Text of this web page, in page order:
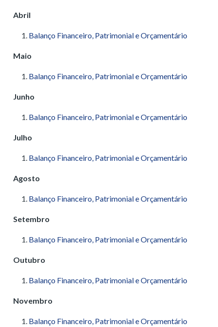
Abril
Balanço Financeiro, Patrimonial e Orçamentário
Maio
Balanço Financeiro, Patrimonial e Orçamentário
Junho
Balanço Financeiro, Patrimonial e Orçamentário
Julho
Balanço Financeiro, Patrimonial e Orçamentário
Agosto
Balanço Financeiro, Patrimonial e Orçamentário
Setembro
Balanço Financeiro, Patrimonial e Orçamentário
Outubro
Balanço Financeiro, Patrimonial e Orçamentário
Novembro
Balanço Financeiro, Patrimonial e Orçamentário